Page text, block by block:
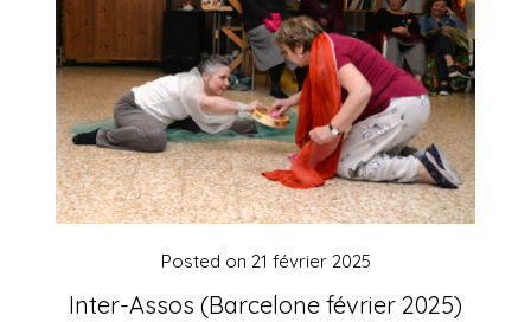
Inter-Assos (Barcelone février 2025)
Posted on 21 février 2025